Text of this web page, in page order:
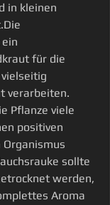
in kleinen
für die
vielseitig
verarbeiten.
Pflanze viele
positiven
sollte
werden,
Aroma